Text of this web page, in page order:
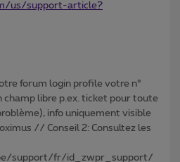
us/support-article?
forum login profile votre n°
champ libre p.ex. ticket pour toute
info uniquement visible
// Conseil 2: Consultez les
support/fr/id_zwpr_support/